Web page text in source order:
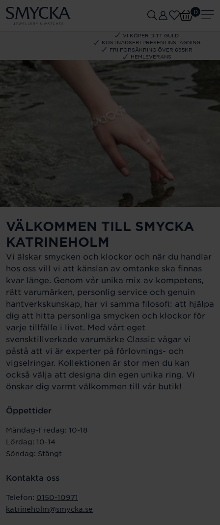
VI KÖPER DITT GULD
KOSTNADSFRI PRESENTINSLAGNING
FRI FÖRSÄKRING ÖVER 695KR
HEMLEVERANS
0
VÄLKOMMEN TILL SMYCKA
KATRINEHOLM
Vi älskar smycken och klockor och när du handlar
hos oss vill vi att känslan av omtanke ska finnas
kvar länge. Genom vår unika mix av kompetens,
rätt varumärken, personlig service och genuin
hantverkskunskap, har vi samma filosofi: att hjälpa
dig att hitta personliga smycken och klockor för
varje tillfälle i livet. Med vårt eget
svensktillverkade varumärke Classic vågar vi
påstå att vi är experter på förlovnings- och
vigselringar. Kollektionen är stor men du kan
också välja att designa din egen unika ring. Vi
önskar dig varmt välkommen till vår butik!
Öppettider
Måndag-Fredag: 10-18
Lördag: 10-14
Söndag: Stängt
Kontakta oss
Telefon: 0150-10971
katrineholm@smycka.se